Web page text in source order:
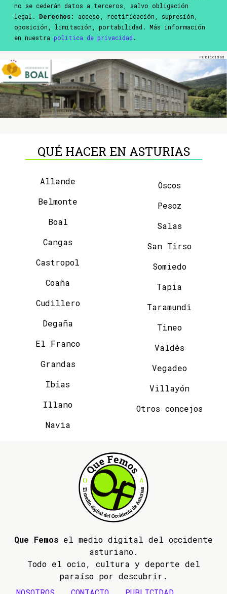
no se cederán datos a terceros, salvo obligación
legal. Derechos:
acceso, rectificación, supresión,
oposición, limitación, portabilidad. Más información
en nuestra política de privacidad .
QUÉ HACER EN ASTURIAS
Allande
Belmonte
Boal
Cangas
Castropol
Coaña
Cudillero
Degaña
El Franco
Grandas
Ibias
Illano
Navia
Oscos
Pesoz
Salas
San Tirso
Somiedo
Tapia
Taramundi
Tineo
Valdés
Vegadeo
Villayón
Otros concejos
Que Femos el medio digital del occidente
asturiano.
Todo el ocio, cultura y deporte del
paraíso por descubrir.